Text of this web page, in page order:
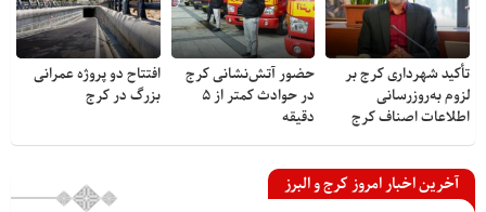
تأکید شهرداری کرج بر
لزوم به‌روزرسانی
اطلاعات اصناف کرج
حضور آتش‌نشانی کرج
در حوادث کمتر از ۵
دقیقه
افتتاح دو پروژه عمرانی
بزرگ در کرج
آخرین اخبار امروز کرج و البرز